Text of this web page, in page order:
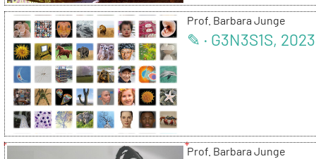
Prof. Barbara Junge
✎ · G3N3S1S, 2023
Prof. Barbara Junge